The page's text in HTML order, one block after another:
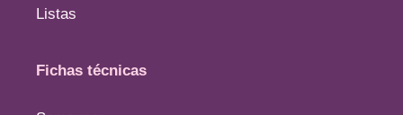
Listas
Fichas técnicas